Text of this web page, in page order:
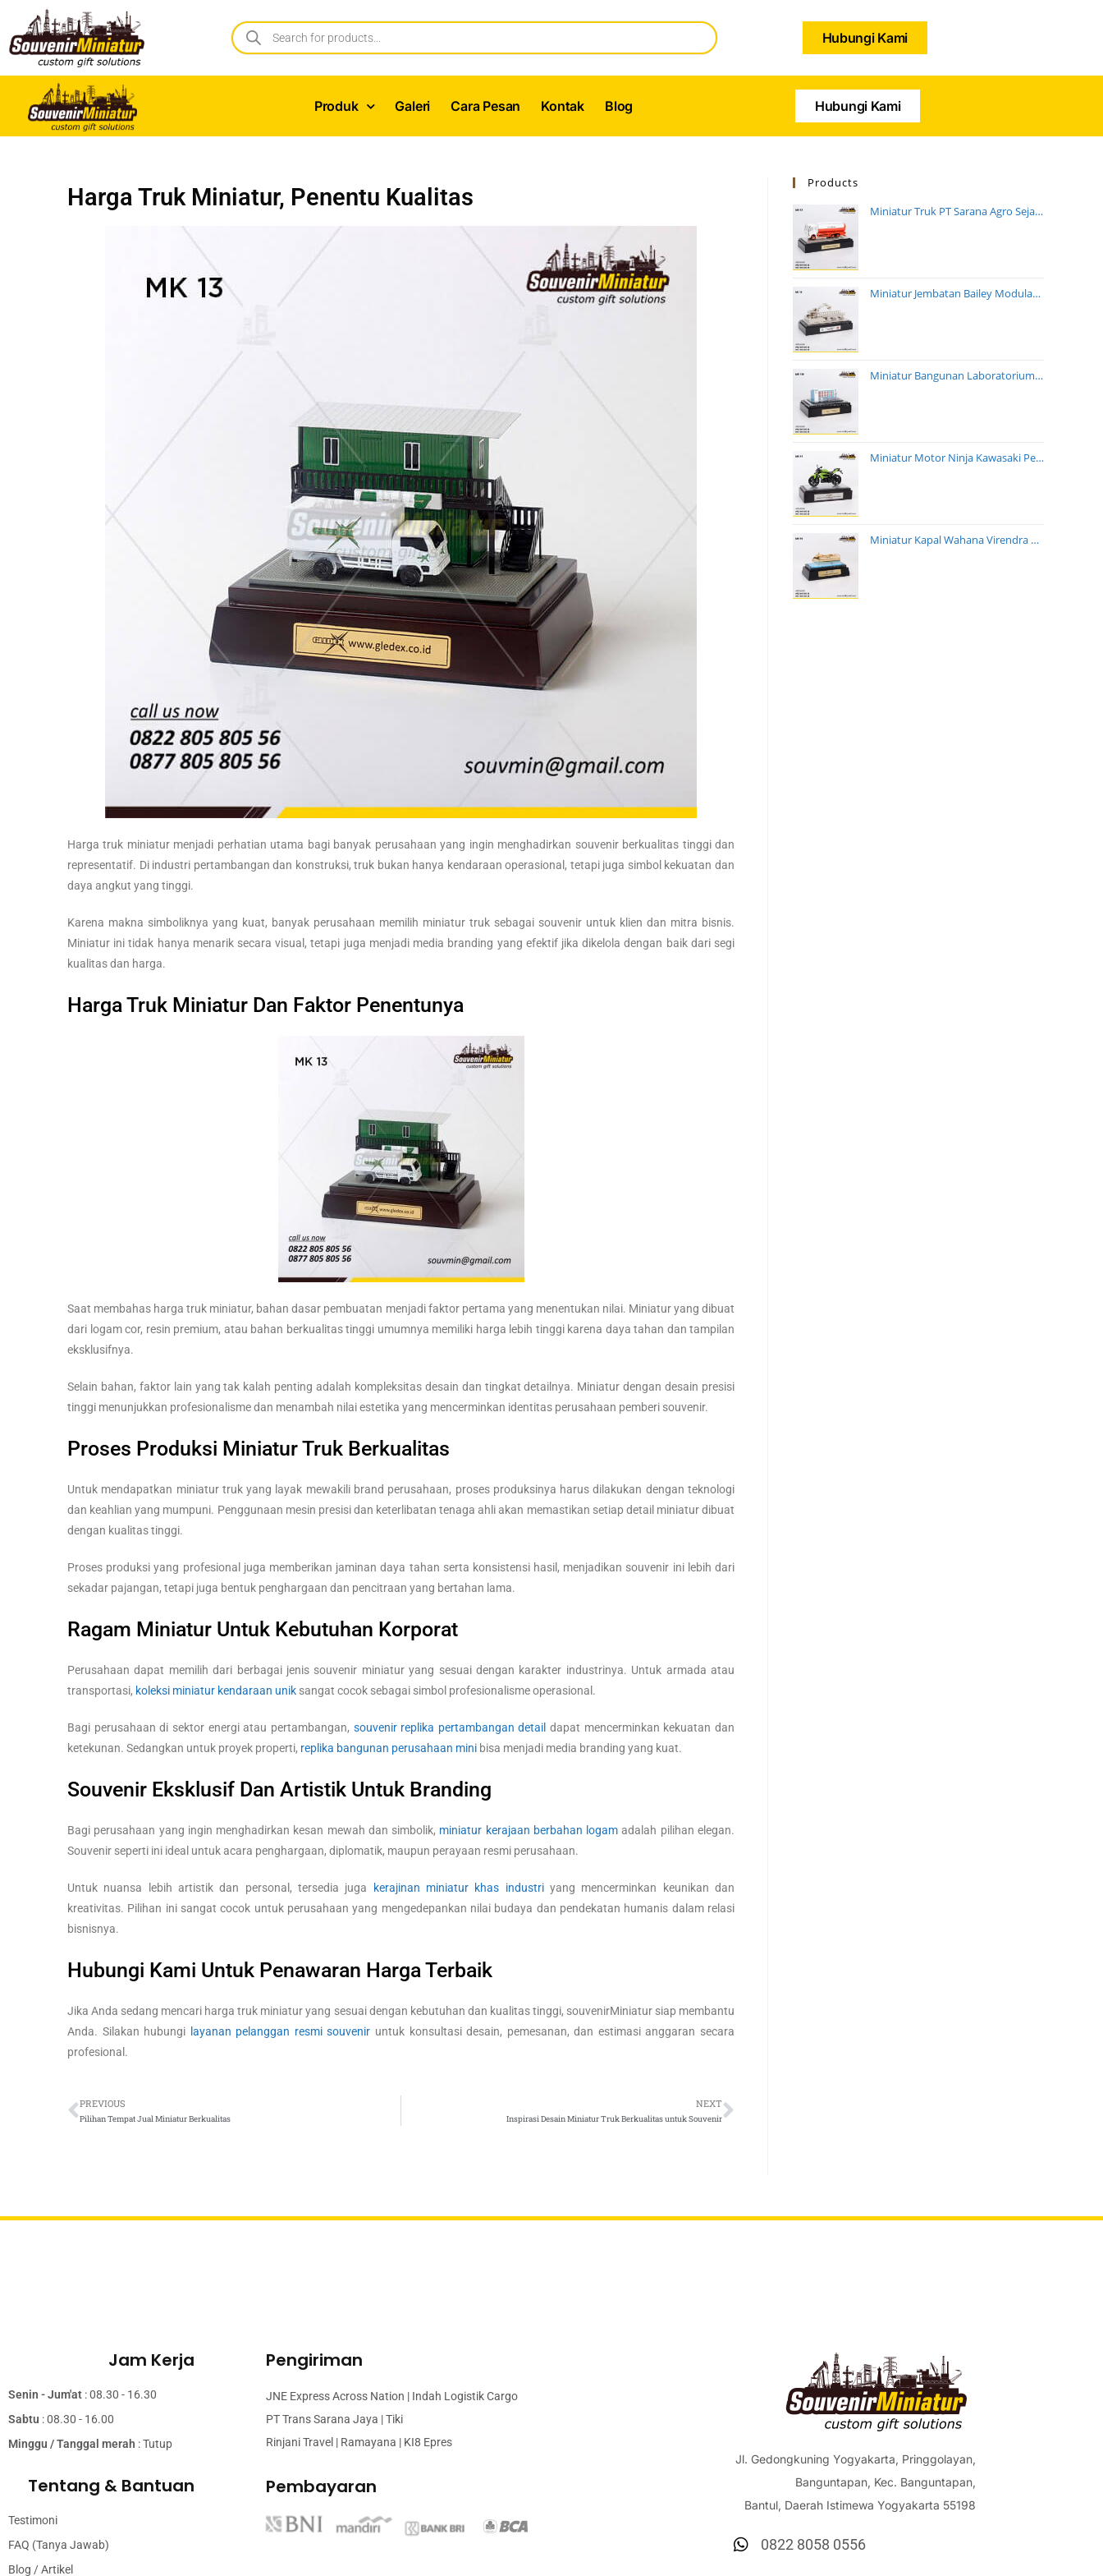
Hubungi Kami
Produk Galeri Cara Pesan Kontak Blog Hubungi Kami
Harga Truk Miniatur, Penentu Kualitas
Harga truk miniatur menjadi perhatian utama bagi banyak perusahaan yang ingin menghadirkan souvenir berkualitas tinggi dan
representatif. Di industri pertambangan dan konstruksi, truk bukan hanya kendaraan operasional, tetapi juga simbol kekuatan dan
daya angkut yang tinggi.
Karena makna simboliknya yang kuat, banyak perusahaan memilih miniatur truk sebagai souvenir untuk klien dan mitra bisnis.
Miniatur ini tidak hanya menarik secara visual, tetapi juga menjadi media branding yang efektif jika dikelola dengan baik dari segi
kualitas dan harga.
Harga Truk Miniatur Dan Faktor Penentunya
Saat membahas harga truk miniatur, bahan dasar pembuatan menjadi faktor pertama yang menentukan nilai. Miniatur yang dibuat
dari logam cor, resin premium, atau bahan berkualitas tinggi umumnya memiliki harga lebih tinggi karena daya tahan dan tampilan
eksklusifnya.
Selain bahan, faktor lain yang tak kalah penting adalah kompleksitas desain dan tingkat detailnya. Miniatur dengan desain presisi
tinggi menunjukkan profesionalisme dan menambah nilai estetika yang mencerminkan identitas perusahaan pemberi souvenir.
Proses Produksi Miniatur Truk Berkualitas
Untuk mendapatkan miniatur truk yang layak mewakili brand perusahaan, proses produksinya harus dilakukan dengan teknologi
dan keahlian yang mumpuni. Penggunaan mesin presisi dan keterlibatan tenaga ahli akan memastikan setiap detail miniatur dibuat
dengan kualitas tinggi.
Proses produksi yang profesional juga memberikan jaminan daya tahan serta konsistensi hasil, menjadikan souvenir ini lebih dari
sekadar pajangan, tetapi juga bentuk penghargaan dan pencitraan yang bertahan lama.
Ragam Miniatur Untuk Kebutuhan Korporat
Perusahaan dapat memilih dari berbagai jenis souvenir miniatur yang sesuai dengan karakter industrinya. Untuk armada atau
transportasi, koleksi miniatur kendaraan unik sangat cocok sebagai simbol profesionalisme operasional.
Bagi perusahaan di sektor energi atau pertambangan, souvenir replika pertambangan detail dapat mencerminkan kekuatan dan
ketekunan. Sedangkan untuk proyek properti, replika bangunan perusahaan mini bisa menjadi media branding yang kuat.
Souvenir Eksklusif Dan Artistik Untuk Branding
Bagi perusahaan yang ingin menghadirkan kesan mewah dan simbolik, miniatur kerajaan berbahan logam adalah pilihan elegan.
Souvenir seperti ini ideal untuk acara penghargaan, diplomatik, maupun perayaan resmi perusahaan.
Untuk nuansa lebih artistik dan personal, tersedia juga kerajinan miniatur khas industriyang mencerminkan keunikan dan
kreativitas. Pilihan ini sangat cocok untuk perusahaan yang mengedepankan nilai budaya dan pendekatan humanis dalam relasi
bisnisnya.
Hubungi Kami Untuk Penawaran Harga Terbaik
Jika Anda sedang mencari harga truk miniatur yang sesuai dengan kebutuhan dan kualitas tinggi, souvenirMiniatur siap membantu
Anda. Silakan hubungi layanan pelanggan resmi souvenir untuk konsultasi desain, pemesanan, dan estimasi anggaran secara
profesional.
PREVIOUS
Pilihan Tempat Jual Miniatur Berkualitas
NEXT
Inspirasi Desain Miniatur Truk Berkualitas untuk Souvenir
Products
Miniatur Truk PT Sarana Agro Sejahtera
Miniatur Jembatan Bailey Modular Satuan Zeni TNI AD
Miniatur Bangunan Laboratorium Transisi Energi PT PLN
Miniatur Motor Ninja Kawasaki Pertamina EP Cepu
Miniatur Kapal Wahana Virendra PT Galangan Perkasa Pratama
Jam Kerja
Senin - Jum'at : 08.30 - 16.30
Sabtu : 08.30 - 16.00
Minggu / Tanggal merah : Tutup
Tentang & Bantuan
Testimoni
FAQ (Tanya Jawab)
Blog / Artikel
Pengiriman
JNE Express Across Nation | Indah Logistik Cargo
PT Trans Sarana Jaya | Tiki
Rinjani Travel | Ramayana | KI8 Epres
Pembayaran
Jl. Gedongkuning Yogyakarta, Pringgolayan,
Banguntapan, Kec. Banguntapan,
Bantul, Daerah Istimewa Yogyakarta 55198
0822 8058 0556